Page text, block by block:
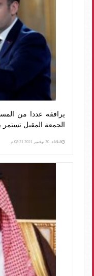
يرافقه عددا من
الجمعة المقبل تستمر
الثلاثاء، 30 نوفمبر 2021 08:21 م